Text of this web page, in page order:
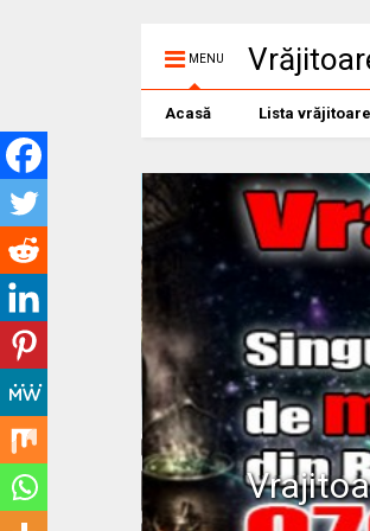
MENU
Acasă Lista